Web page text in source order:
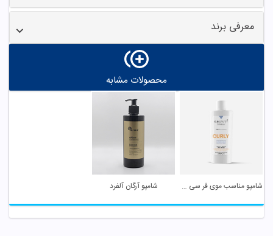
معرفی برند
محصولات مشابه
شامپو مناسب موی فر سی بیوتی سریتا شامپو آرگان آلفرد